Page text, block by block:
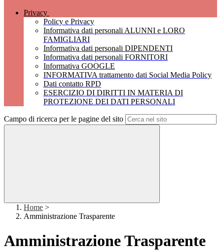
Privacy
Policy e Privacy
Informativa dati personali ALUNNI e LORO
FAMIGLIARI
Informativa dati personali DIPENDENTI
Informativa dati personali FORNITORI
Informativa GOOGLE
INFORMATIVA trattamento dati Social Media Policy
Dati contatto RPD
ESERCIZIO DI DIRITTI IN MATERIA DI
PROTEZIONE DEI DATI PERSONALI
Campo di ricerca per le pagine del sito
Home >
Amministrazione Trasparente
Amministrazione Trasparente